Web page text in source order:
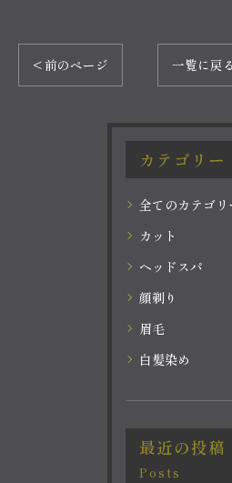
< 前のページ 一覧に戻る
カテゴリー
全てのカテゴリ
カット
ヘッドスパ
顔剃り
眉毛
白髪染め
最近の投稿
Posts